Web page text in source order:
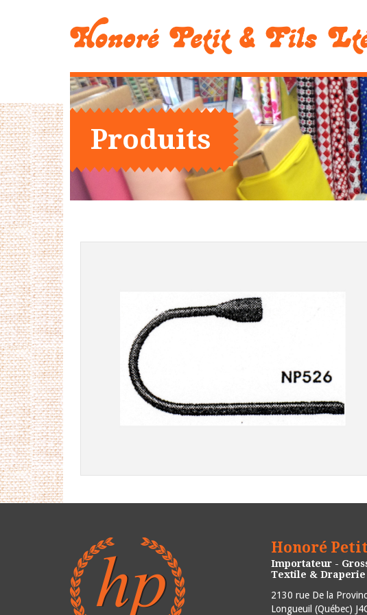
Produits
Honoré
Importateur -
Textile & Draperie
2130 rue De la
Longueuil (Québec)